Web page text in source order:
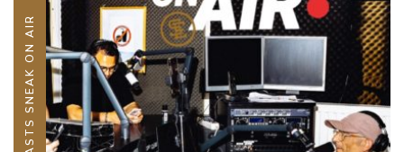
PODCASTS SNEAK ON AIR